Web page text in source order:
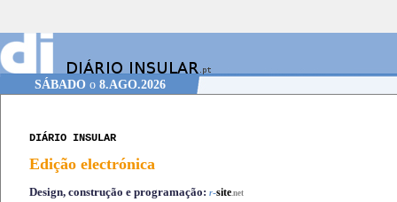
SÁBADOo 8.AGO.2026
DIÁRIO INSULAR
Edição electrónica
Design, construção e programação: r-site.net